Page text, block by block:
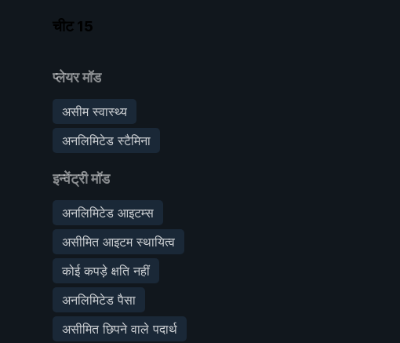
चीट 15
प्लेयर मॉड
असीम स्वास्थ्य
अनलिमिटेड स्टैमिना
इन्वेंट्री मॉड
अनलिमिटेड आइटम्स
असीमित आइटम स्थायित्व
कोई कपड़े क्षति नहीं
अनलिमिटेड पैसा
असीमित छिपने वाले पदार्थ